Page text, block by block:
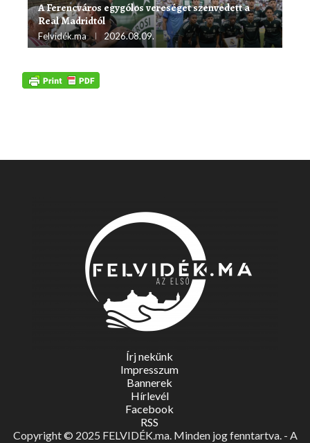
A Ferencváros egygólos vereséget szenvedett a
Real Madridtól
Felvidék.ma 2026.08.09.
Írj nekünk
Impresszum
Bannerek
Hírlevél
Facebook
RSS
Copyright © 2025 FELVIDÉK.ma. Minden jog fenntartva. - A